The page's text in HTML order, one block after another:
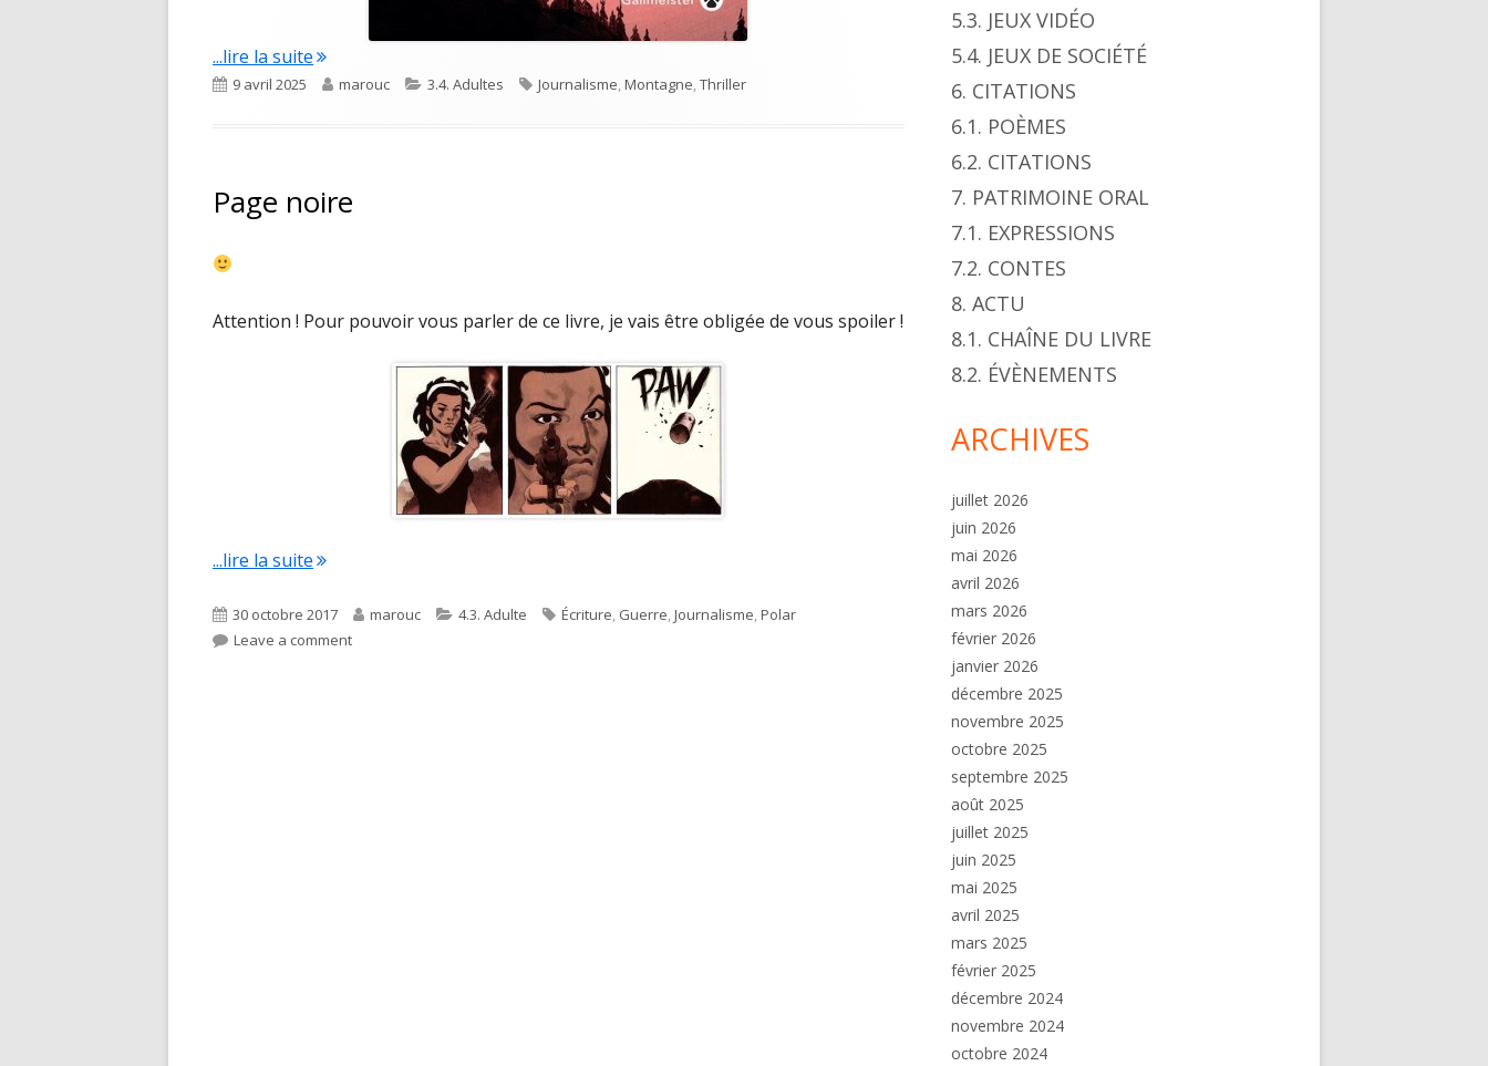
...lire la suite"Les enfants loups"
Published
9 avril 2025 Author
marouc Categories
3.4. Adultes Tags
Journalisme,Montagne,Thriller
Page noire
Attention ! Pour pouvoir vous parler de ce livre, je vais être obligée de vous spoiler !
...lire la suite"Page noire"
Published
on
30 octobre 2017 Author
marouc Categories
4.3. Adulte Tags
Écriture, Guerre,Journalisme,Polar
Leave a commenton Page noire
5.3. JEUX VIDÉO
5.4. JEUX DE SOCIÉTÉ
6. CITATIONS
6.1. POÈMES
6.2. CITATIONS
7. PATRIMOINE ORAL
7.1. EXPRESSIONS
7.2. CONTES
8. ACTU
8.1. CHAÎNE DU LIVRE
8.2. ÉVÈNEMENTS
ARCHIVES
juillet 2026
juin 2026
mai 2026
avril 2026
mars 2026
février 2026
janvier 2026
décembre 2025
novembre 2025
octobre 2025
septembre 2025
août 2025
juillet 2025
juin 2025
mai 2025
avril 2025
mars 2025
février 2025
décembre 2024
novembre 2024
octobre 2024